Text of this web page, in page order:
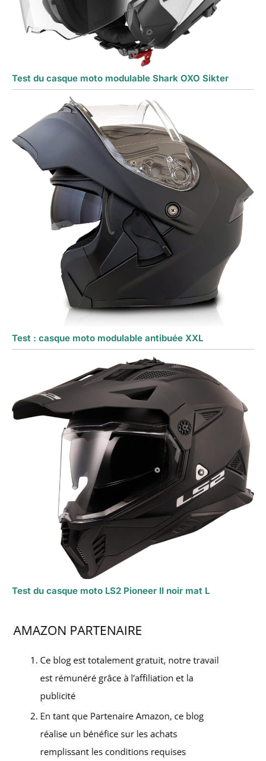
Test du casque moto modulable Shark OXO Sikter
Test : casque moto modulable antibuée XXL
Test du casque moto LS2 Pioneer II noir mat L